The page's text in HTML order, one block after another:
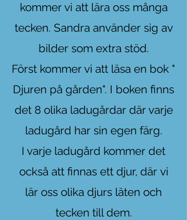
kommer vi att lära oss många
tecken. Sandra använder sig av
bilder som extra stöd.
Först kommer vi att läsa en bok "
Djuren på gården". I boken finns
det 8 olika ladugårdar där varje
ladugård har sin egen färg.
I varje ladugård kommer det
också att finnas ett djur, där vi
lär oss olika djurs läten och
tecken till dem.